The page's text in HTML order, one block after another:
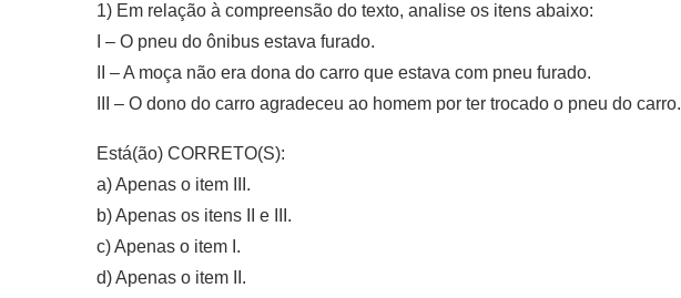
1) Em relação à compreensão do texto, analise os itens abaixo:
I – O pneu do ônibus estava furado.
II – A moça não era dona do carro que estava com pneu furado.
III – O dono do carro agradeceu ao homem por ter trocado o pneu do carro.
Está(ão) CORRETO(S):
a) Apenas o item III.
b) Apenas os itens II e III.
c) Apenas o item I.
d) Apenas o item II.